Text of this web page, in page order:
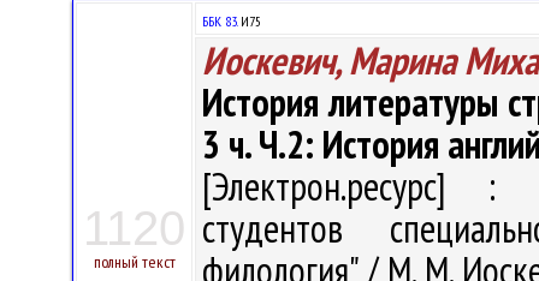
1120
полный текст
ББК 83.И75
Иоскевич, Марина
История литературы
3 ч. Ч.2: История
[Электрон.ресурс] :
студентов
филология" / М. М.